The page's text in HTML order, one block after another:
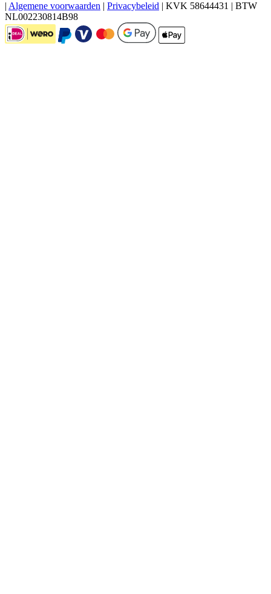
| Algemene voorwaarden | Privacybeleid | KVK 58644431 | BTW
NL002230814B98